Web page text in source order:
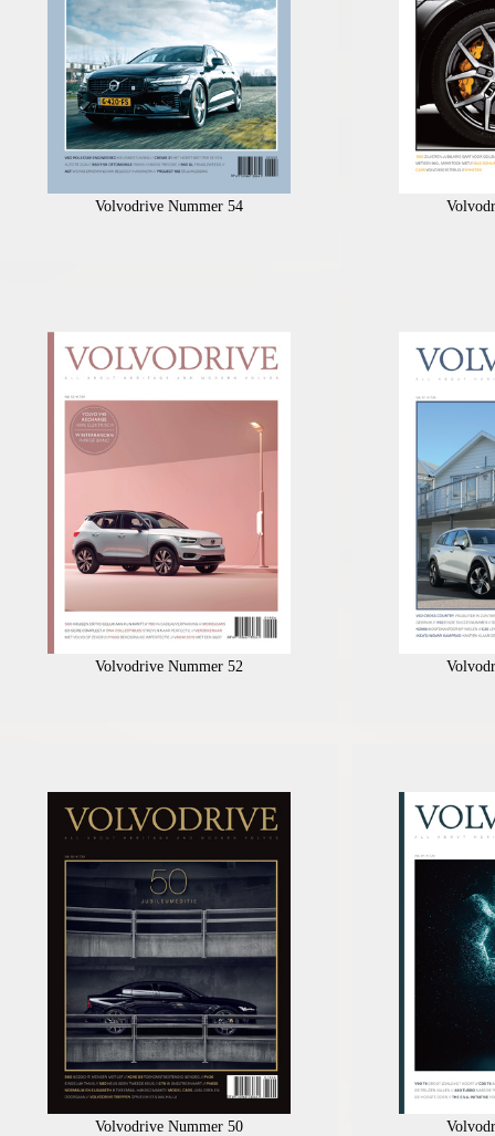
Volvodrive Nummer 54
Volvodrive Nummer 52
Volvodrive Nummer 50